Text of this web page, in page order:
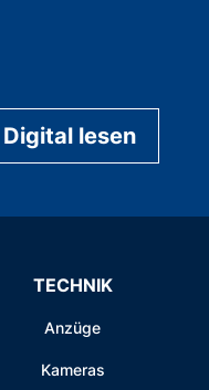
Digital lesen
TECHNIK
Anzüge
Kameras